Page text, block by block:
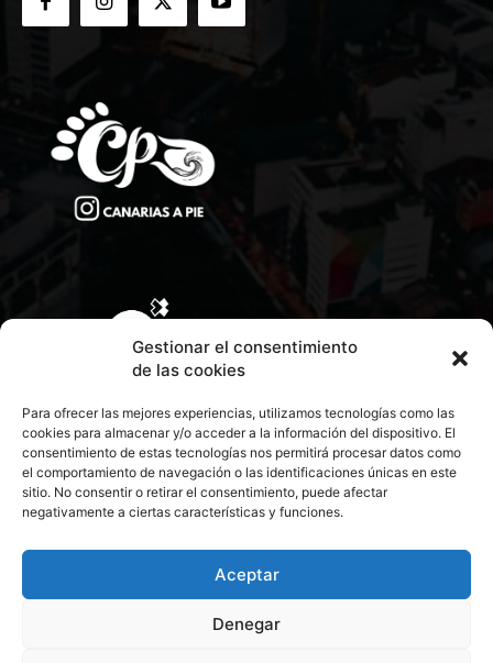
Gestionar el consentimiento
de las cookies
Para ofrecer las mejores experiencias, utilizamos tecnologías como las
cookies para almacenar y/o acceder a la información del dispositivo. El
consentimiento de estas tecnologías nos permitirá procesar datos como
el comportamiento de navegación o las identificaciones únicas en este
sitio. No consentir o retirar el consentimiento, puede afectar
negativamente a ciertas características y funciones.
Aceptar
Denegar
CONTACTA CON NOSOTROS